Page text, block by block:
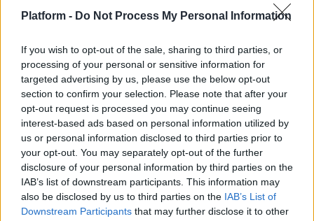
Platform - Do Not Process My Personal Information
If you wish to opt-out of the sale, sharing to third parties, or
processing of your personal or sensitive information for
targeted advertising by us, please use the below opt-out
section to confirm your selection. Please note that after your
opt-out request is processed you may continue seeing
interest-based ads based on personal information utilized by
us or personal information disclosed to third parties prior to
your opt-out. You may separately opt-out of the further
disclosure of your personal information by third parties on the
IAB’s list of downstream participants. This information may
also be disclosed by us to third parties on the IAB’s List of
Downstream Participants that may further disclose it to other